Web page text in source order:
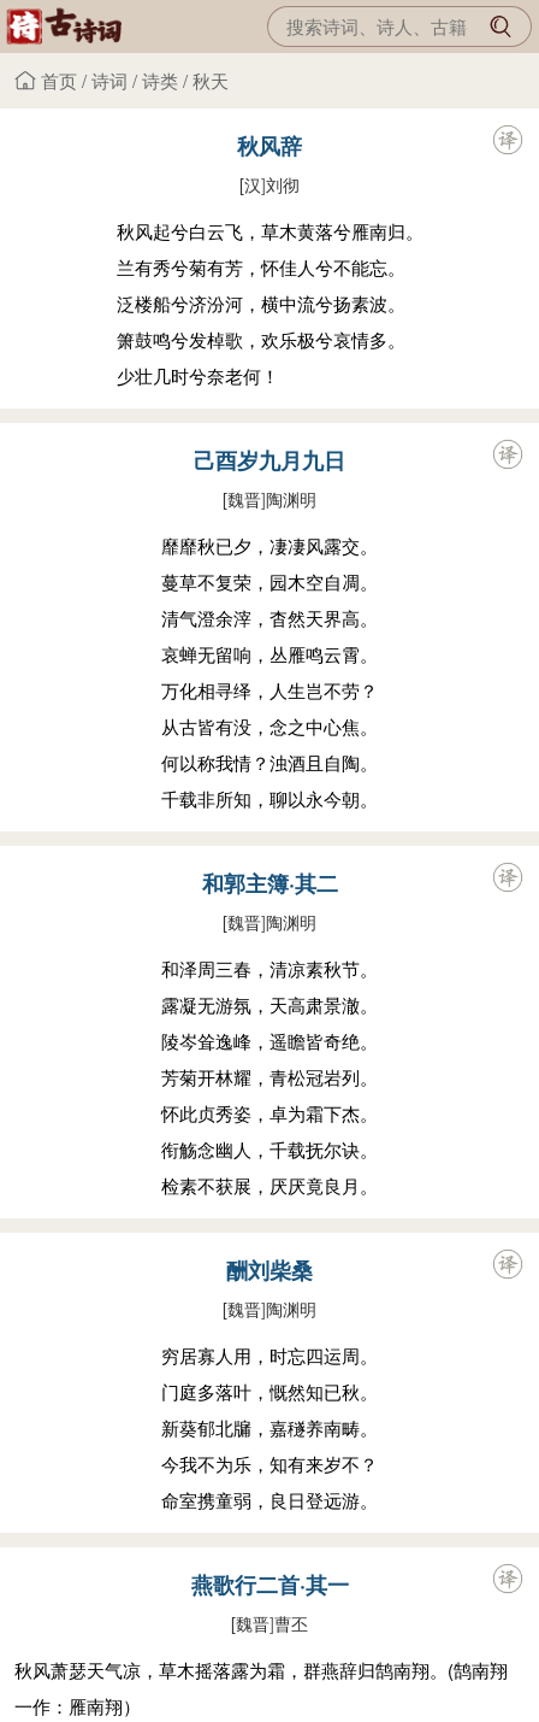
首页/诗词 /诗类/秋天
秋风辞
[汉]刘彻
秋风起兮白云飞，草木黄落兮雁南归。
兰有秀兮菊有芳，怀佳人兮不能忘。
泛楼船兮济汾河，横中流兮扬素波。
箫鼓鸣兮发棹歌，欢乐极兮哀情多。
少壮几时兮奈老何！
己酉岁九月九日
[魏晋]陶渊明
靡靡秋已夕，凄凄风露交。
蔓草不复荣，园木空自凋。
清气澄余滓，杳然天界高。
哀蝉无留响，丛雁鸣云霄。
万化相寻绎，人生岂不劳？
从古皆有没，念之中心焦。
何以称我情？浊酒且自陶。
千载非所知，聊以永今朝。
和郭主簿·其二
[魏晋]陶渊明
和泽周三春，清凉素秋节。
露凝无游氛，天高肃景澈。
陵岑耸逸峰，遥瞻皆奇绝。
芳菊开林耀，青松冠岩列。
怀此贞秀姿，卓为霜下杰。
衔觞念幽人，千载抚尔诀。
检素不获展，厌厌竟良月。
酬刘柴桑
[魏晋]陶渊明
穷居寡人用，时忘四运周。
门庭多落叶，慨然知已秋。
新葵郁北牖，嘉穟养南畴。
今我不为乐，知有来岁不？
命室携童弱，良日登远游。
燕歌行二首·其一
[魏晋]曹丕
秋风萧瑟天气凉，草木摇落露为霜，群燕辞归鹄南翔。(鹄南翔
一作：雁南翔）